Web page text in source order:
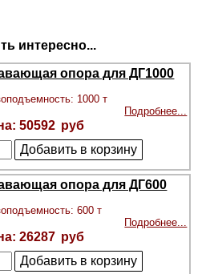
интересно...
опора для ДГ1000
1000 т
Подробнее...
50592
опора для ДГ600
600 т
Подробнее...
26287